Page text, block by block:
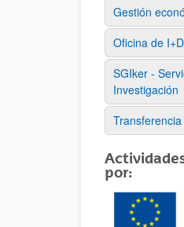
Gestión
Oficina de
SGIker -
Investigación
por: